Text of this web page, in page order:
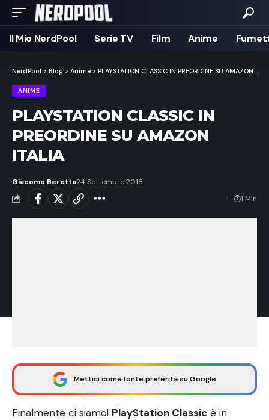
Il Mio NerdPool Serie TV Film Anime
NerdPool > Blog > Anime > PLAYSTATION CLASSIC IN PREORDINE SU AMAZON ITALIA
ANIME
PLAYSTATION CLASSIC IN
PREORDINE SU AMAZON
ITALIA
Giacomo Beretta24 Settembre 2018
1 Min
Mettici come fonte preferita su Google
Finalmente ci siamo! PlayStation Classic è in